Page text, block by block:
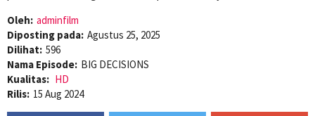
Oleh: adminfilm
Diposting pada: Agustus 25, 2025
Dilihat: 596
Nama Episode: BIG DECISIONS
Kualitas: HD
Rilis: 15 Aug 2024